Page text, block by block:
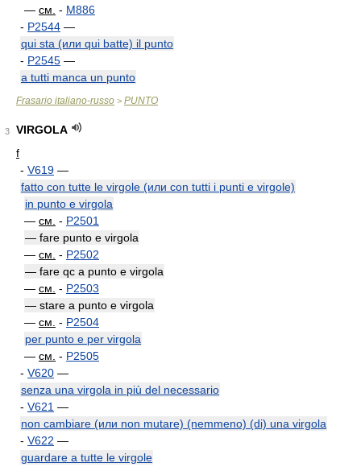
— см. - M886
- P2544 —
qui sta (или qui batte) il punto
- P2545 —
a tutti manca un punto
Frasario italiano-russo > PUNTO
3
VIRGOLA
f
- V619 —
fatto con tutte le virgole (или con tutti i punti e virgole)
in punto e virgola
— см. - P2501
— fare punto e virgola
— см. - P2502
— fare qc a punto e virgola
— см. - P2503
— stare a punto e virgola
— см. - P2504
per punto e per virgola
— см. - P2505
- V620 —
senza una virgola in più del necessario
- V621 —
non cambiare (или non mutare) (nemmeno) (di) una virgola
- V622 —
guardare a tutte le virgole